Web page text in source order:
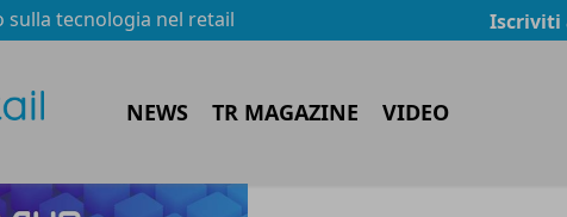
tecnologia nel retail Iscriviti
NEWS TR MAGAZINE VIDEO